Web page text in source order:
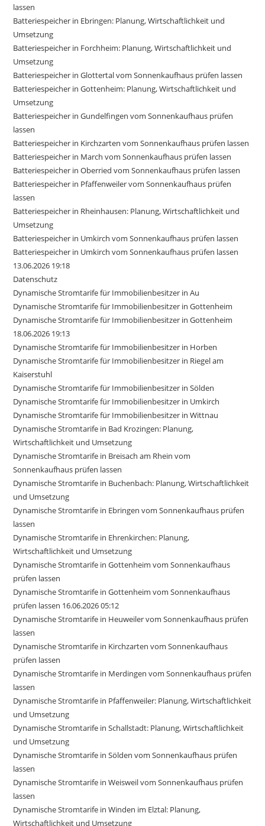
lassen
Batteriespeicher in Ebringen: Planung, Wirtschaftlichkeit und
Umsetzung
Batteriespeicher in Forchheim: Planung, Wirtschaftlichkeit und
Umsetzung
Batteriespeicher in Glottertal vom Sonnenkaufhaus prüfen lassen
Batteriespeicher in Gottenheim: Planung, Wirtschaftlichkeit und
Umsetzung
Batteriespeicher in Gundelfingen vom Sonnenkaufhaus prüfen
lassen
Batteriespeicher in Kirchzarten vom Sonnenkaufhaus prüfen lassen
Batteriespeicher in March vom Sonnenkaufhaus prüfen lassen
Batteriespeicher in Oberried vom Sonnenkaufhaus prüfen lassen
Batteriespeicher in Pfaffenweiler vom Sonnenkaufhaus prüfen
lassen
Batteriespeicher in Rheinhausen: Planung, Wirtschaftlichkeit und
Umsetzung
Batteriespeicher in Umkirch vom Sonnenkaufhaus prüfen lassen
Batteriespeicher in Umkirch vom Sonnenkaufhaus prüfen lassen
13.06.2026 19:18
Datenschutz
Dynamische Stromtarife für Immobilienbesitzer in Au
Dynamische Stromtarife für Immobilienbesitzer in Gottenheim
Dynamische Stromtarife für Immobilienbesitzer in Gottenheim
18.06.2026 19:13
Dynamische Stromtarife für Immobilienbesitzer in Horben
Dynamische Stromtarife für Immobilienbesitzer in Riegel am
Kaiserstuhl
Dynamische Stromtarife für Immobilienbesitzer in Sölden
Dynamische Stromtarife für Immobilienbesitzer in Umkirch
Dynamische Stromtarife für Immobilienbesitzer in Wittnau
Dynamische Stromtarife in Bad Krozingen: Planung,
Wirtschaftlichkeit und Umsetzung
Dynamische Stromtarife in Breisach am Rhein vom
Sonnenkaufhaus prüfen lassen
Dynamische Stromtarife in Buchenbach: Planung, Wirtschaftlichkeit
und Umsetzung
Dynamische Stromtarife in Ebringen vom Sonnenkaufhaus prüfen
lassen
Dynamische Stromtarife in Ehrenkirchen: Planung,
Wirtschaftlichkeit und Umsetzung
Dynamische Stromtarife in Gottenheim vom Sonnenkaufhaus
prüfen lassen
Dynamische Stromtarife in Gottenheim vom Sonnenkaufhaus
prüfen lassen 16.06.2026 05:12
Dynamische Stromtarife in Heuweiler vom Sonnenkaufhaus prüfen
lassen
Dynamische Stromtarife in Kirchzarten vom Sonnenkaufhaus
prüfen lassen
Dynamische Stromtarife in Merdingen vom Sonnenkaufhaus prüfen
lassen
Dynamische Stromtarife in Pfaffenweiler: Planung, Wirtschaftlichkeit
und Umsetzung
Dynamische Stromtarife in Schallstadt: Planung, Wirtschaftlichkeit
und Umsetzung
Dynamische Stromtarife in Sölden vom Sonnenkaufhaus prüfen
lassen
Dynamische Stromtarife in Weisweil vom Sonnenkaufhaus prüfen
lassen
Dynamische Stromtarife in Winden im Elztal: Planung,
Wirtschaftlichkeit und Umsetzung